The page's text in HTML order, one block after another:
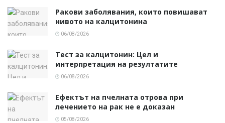
Ракови заболявания, които повишават
нивото на калцитонина
06/08/2026
Тест за калцитонин: Цел и
интерпретация на резултатите
06/08/2026
Ефектът на пчелната отрова при
лечението на рак не е доказан
05/08/2026